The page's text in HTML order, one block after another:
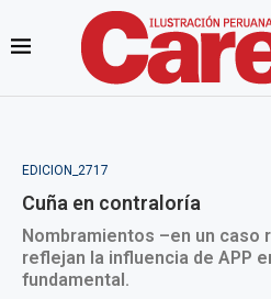
EDICION_2717
Cuña en contraloría
Nombramientos –en un caso
reflejan la influencia de APP
fundamental.